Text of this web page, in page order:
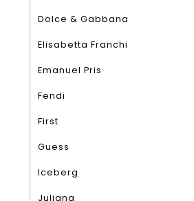
Dolce & Gabbana
Elisabetta Franchi
Emanuel Pris
Fendi
First
Guess
Iceberg
Juliana